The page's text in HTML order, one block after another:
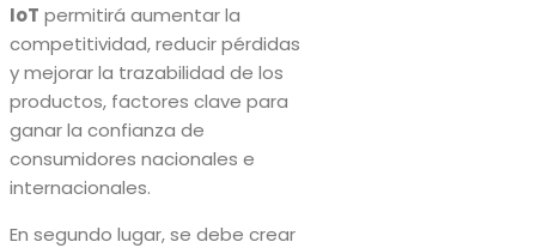
IoT permitirá aumentar la
competitividad, reducir pérdidas
y mejorar la trazabilidad de los
productos, factores clave para
ganar la confianza de
consumidores nacionales e
internacionales.
En segundo lugar, se debe crear